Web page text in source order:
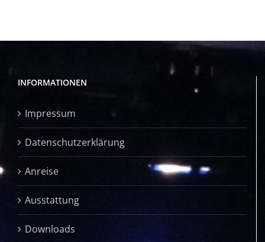
INFORMATIONEN
Impressum
Datenschutzerklärung
Anreise
Ausstattung
Downloads